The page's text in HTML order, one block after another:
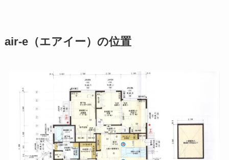
air-e（エアイー）の位置